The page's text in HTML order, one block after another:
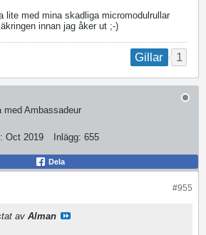
lite med mina skadliga micromodulrullar
innan jag åker ut ;-)
Gillar 1
med Ambassadeur
Oct 2019 Inlägg: 655
Dela
#955
av Alman